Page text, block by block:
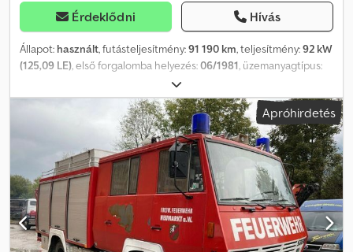
Érdeklődni Hívás
Állapot: használt, futásteljesítmény:91 190 km, teljesítmény:92 kW
(125,09 LE), első forgalomba helyezés:06/1981, üzemanyagtípus:
, tengelyelrendezés:
fehér, hajtástípus:mechanikai, * Steyr 91.170 4x2 * Emelőkosár 25
méterig * Kézi sebességváltó * Teljes laprugós felfüggesztés *
Alvázszám: 8910841394 * Motortípus: 612603313 * Teljesítmény: 92
kW * Hengerűrtartalom: 6 595 ccm * Saját tömeg: 13 795 kg *
Össztömeg: 16 000 kg Cedpfjkq Ap Eex Aa Deha * Tengelytáv: 5
600 mm * Gépjármű hossza: 11 700 mm * Gépjármű szélessége: 2
500 mm * Gépjármű magassága: 3 450 mm * Gumiabroncs: 11 R
22,5 * Különbözeti adózás * Minden adat garancia nélkül
Tel./WhatsApp:
Apróhirdetés